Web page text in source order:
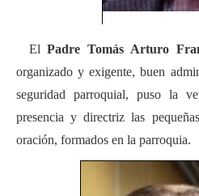
ElPadre Tomás Arturo
organizado y exigente, buen
seguridad parroquial, puso la
presencia y directriz las
oración, formados en la parroquia.